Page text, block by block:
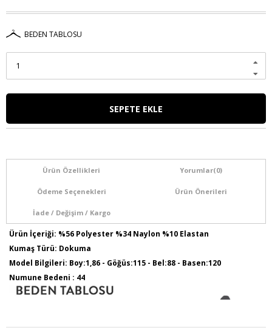
BEDEN TABLOSU
Ürün Özellikleri Yorumlar(0)
Ödeme Seçenekleri Ürün Önerileri
İade / Değişim / Kargo
Ürün İçeriği: %56 Polyester %34 Naylon %10 Elastan
Kumaş Türü: Dokuma
Model Bilgileri: Boy:1,86 - Göğüs:115 - Bel:88 - Basen:120
Numune Bedeni : 44